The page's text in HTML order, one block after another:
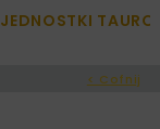
JEDNOSTKI
< Cofnij